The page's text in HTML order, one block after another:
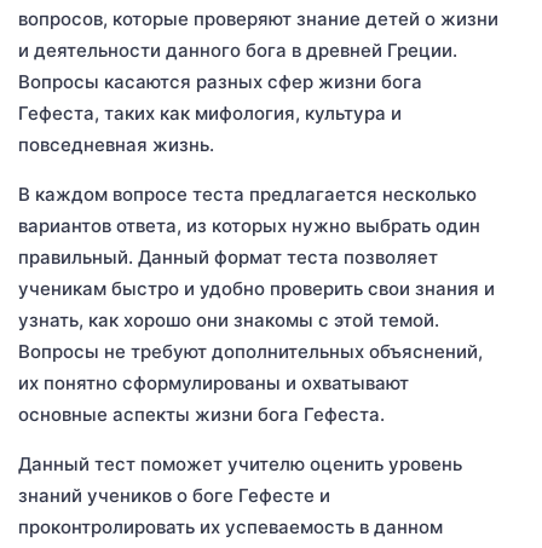
вопросов, которые проверяют знание детей о жизни
и деятельности данного бога в древней Греции.
Вопросы касаются разных сфер жизни бога
Гефеста, таких как мифология, культура и
повседневная жизнь.
В каждом вопросе теста предлагается несколько
вариантов ответа, из которых нужно выбрать один
правильный. Данный формат теста позволяет
ученикам быстро и удобно проверить свои знания и
узнать, как хорошо они знакомы с этой темой.
Вопросы не требуют дополнительных объяснений,
их понятно сформулированы и охватывают
основные аспекты жизни бога Гефеста.
Данный тест поможет учителю оценить уровень
знаний учеников о боге Гефесте и
проконтролировать их успеваемость в данном